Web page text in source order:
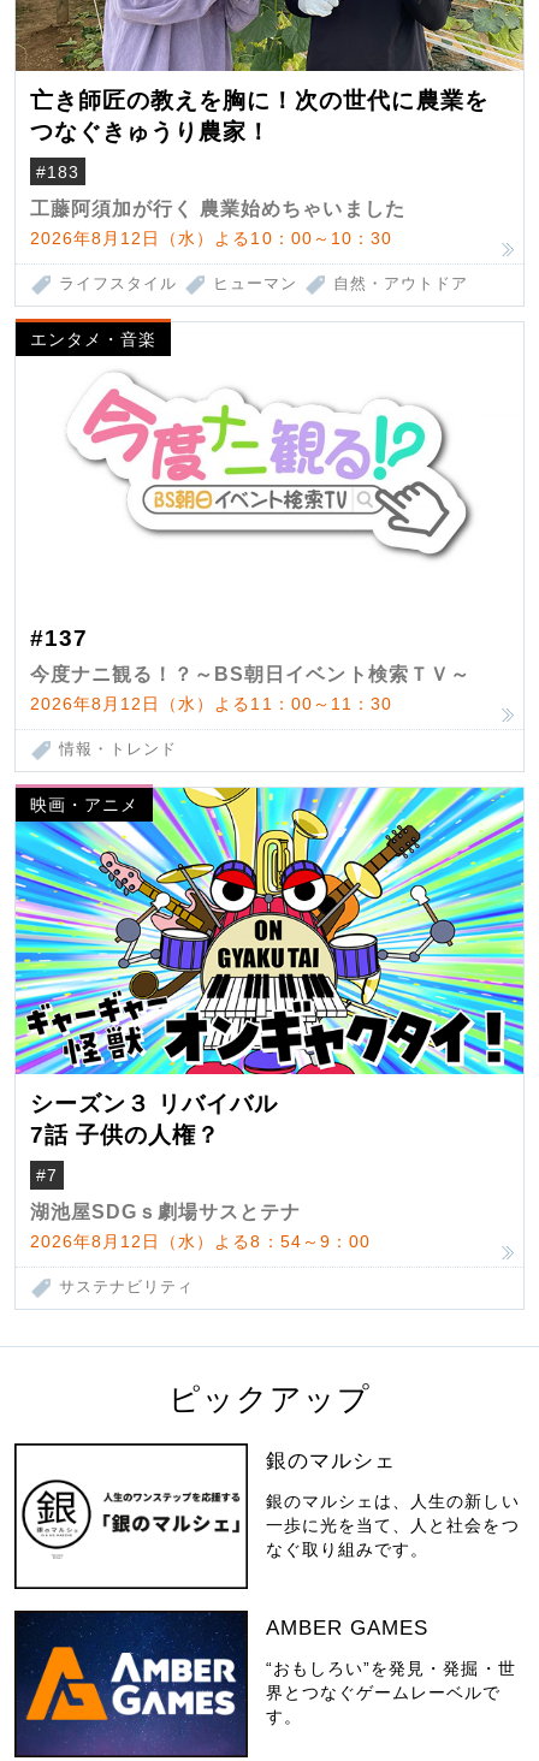
亡き師匠の教えを胸に！次の世代に農業を
つなぐきゅうり農家！
#183
工藤阿須加が行く 農業始めちゃいました
2026年8月12日（水）よる10：00～10：30
ライフスタイル ヒューマン 自然・アウトドア
エンタメ・音楽
#137
今度ナニ観る！？～BS朝日イベント検索ＴＶ～
2026年8月12日（水）よる11：00～11：30
情報・トレンド
映画・アニメ
シーズン３ リバイバル
7話 子供の人権？
#7
湖池屋SDGｓ劇場サスとテナ
2026年8月12日（水）よる8：54～9：00
サステナビリティ
ピックアップ
銀のマルシェ
銀のマルシェは、人生の新しい
一歩に光を当て、人と社会をつ
なぐ取り組みです。
AMBER GAMES
“おもしろい”を発見・発掘・世
界とつなぐゲームレーベルで
す。